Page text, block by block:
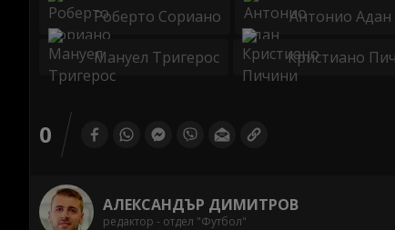
Роберто Сориано Антонио Адан
Мануел Тригерос Кристиано
0
АЛЕКСАНДЪР ДИМИТРОВ
редактор - отдел "Футбол"